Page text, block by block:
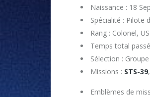
Naissance : 18
Spécialité : Pilote
Rang : Colonel,
Temps total
Sélection :
Missions : STS-39,
Emblèmes de